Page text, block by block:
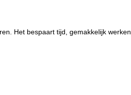
Het bespaart tijd, gemakkelijk werken